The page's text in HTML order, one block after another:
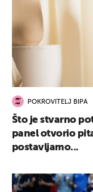
POKROVITELJ BIPA
Što je stvarno
panel otvorio
postavljamo...